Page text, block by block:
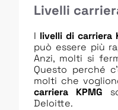
Livelli
I livelli di carriera
può essere più
Anzi, molti si
Questo perché
molti che
carriera KPMG
Deloitte.